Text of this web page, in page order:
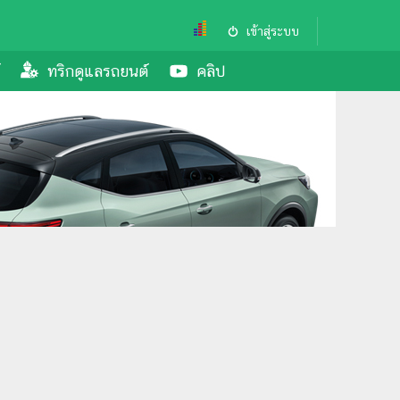
เข้าสู่ระบบ
ทริกดูแลรถยนต์ คลิป